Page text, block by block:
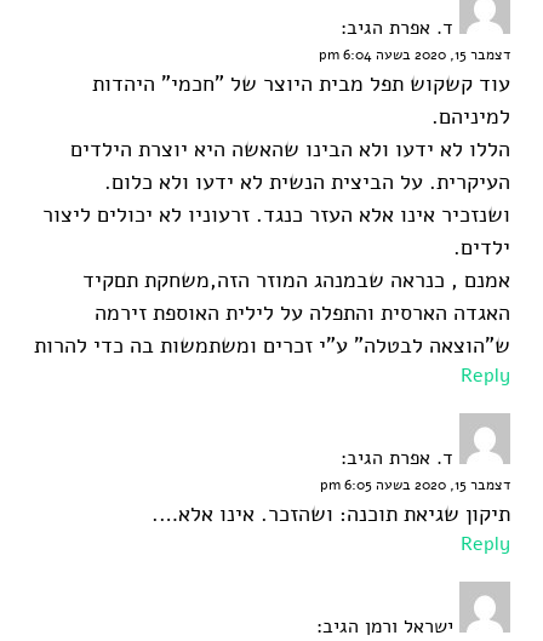
ד. אפרת הגיב:
דצמבר 15, 2020 בשעה 6:04 pm
עוד קשקוש תפל מבית היוצר של "חכמי" היהדות
למיניהם.
הללו לא ידעו ולא הבינו שהאשה היא יוצרת הילדים
העיקרית. על הביצית הנשית לא ידעו ולא כלום.
ושנזכיר אינו אלא העזר כנגד. זרעוניו לא יכולים ליצור
ילדים.
אמנם , כנראה שבמנהג המוזר הזה,משחקת תםקיד
האגדה הארסית והתפלה על לילית האוספת זירמה
ש"הוצאה לבטלה" ע"י זכרים ומשתמשות בה כדי להרות
Reply
ד. אפרת הגיב:
דצמבר 15, 2020 בשעה 6:05 pm
תיקון שגיאת תוכנה: ושהזכר. אינו אלא….
Reply
ישראל ורמן הגיב: